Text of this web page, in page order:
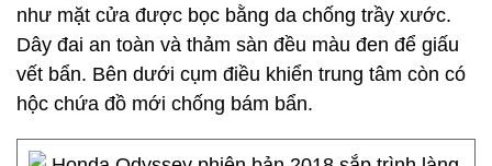
như mặt cửa được bọc bằng da chống trầy xước.
Dây đai an toàn và thảm sàn đều màu đen để giấu
vết bẩn. Bên dưới cụm điều khiển trung tâm còn có
hộc chứa đồ mới chống bám bẩn.